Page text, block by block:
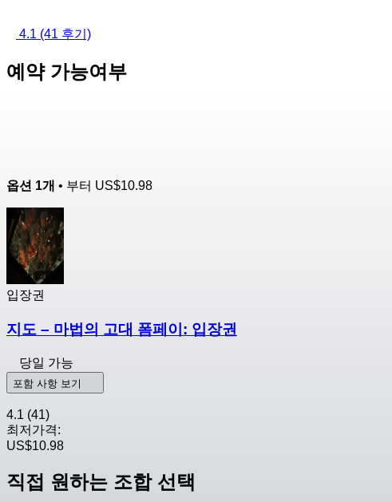
4.1 (41 후기)
예약 가능여부
옵션 1개 • 부터 US$10.98
입장권
지도 – 마법의 고대 폼페이: 입장권
당일 가능
포함 사항 보기
4.1 (41)
최저가격:
US$10.98
직접 원하는 조합 선택